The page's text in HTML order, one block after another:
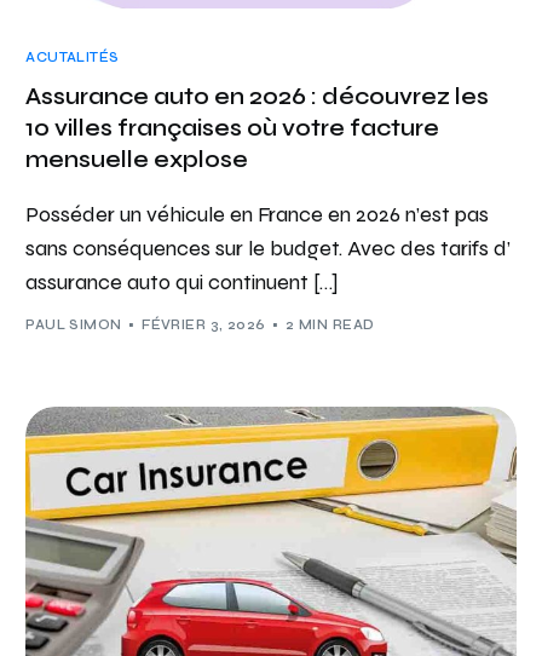
ACUTALITÉS
Assurance auto en 2026 : découvrez les
10 villes françaises où votre facture
mensuelle explose
Posséder un véhicule en France en 2026 n’est pas
sans conséquences sur le budget. Avec des tarifs d’
assurance auto qui continuent […]
PAUL SIMON FÉVRIER 3, 2026 2 MIN READ